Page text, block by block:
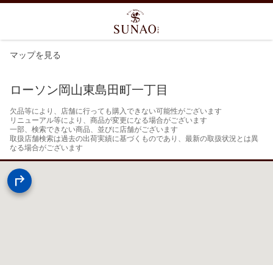
マップを見る
ローソン岡山東島田町一丁目
欠品等により、店舗に行っても購入できない可能性がございます
リニューアル等により、商品が変更になる場合がございます
一部、検索できない商品、並びに店舗がございます
取扱店舗検索は過去の出荷実績に基づくものであり、最新の取扱状況とは異
なる場合がございます